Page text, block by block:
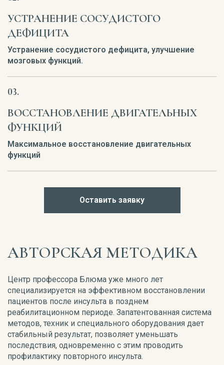
УСТРАНЕНИЕ СОСУДИСТОГО
ДЕФИЦИТА
Устранение сосудистого дефицита, улучшение
мозговых функций.
ВОССТАНОВЛЕНИЕ ДВИГАТЕЛЬНЫХ
ФУНКЦИЙ
Максимальное восстановление двигательных
функций
Оставить заявку
АВТОРСКАЯ МЕТОДИКА
Центр профессора Блюма уже много лет
специализируется на эффективном восстановлении
пациентов после инсульта в позднем
реабилитационном периоде. Запатентованная система
методов, техник и специального оборудования дает
стабильный результат, позволяет уменьшать
последствия, одновременно с этим проводить
профилактику повторного инсульта.